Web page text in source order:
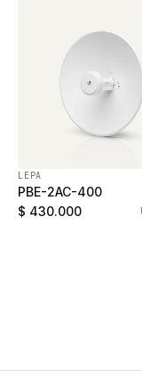
LEPA
PBE-2AC-400
$ 430.000